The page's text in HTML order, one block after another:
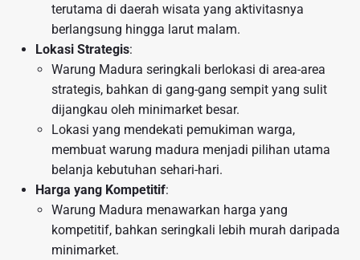
terutama di daerah wisata yang aktivitasnya
berlangsung hingga larut malam.
Lokasi Strategis:
Warung Madura seringkali berlokasi di area-area
strategis, bahkan di gang-gang sempit yang sulit
dijangkau oleh minimarket besar.
Lokasi yang mendekati pemukiman warga,
membuat warung madura menjadi pilihan utama
belanja kebutuhan sehari-hari.
Harga yang Kompetitif:
Warung Madura menawarkan harga yang
kompetitif, bahkan seringkali lebih murah daripada
minimarket.